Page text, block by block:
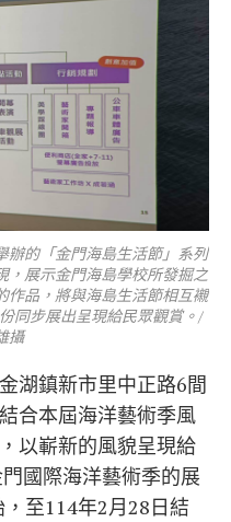
辦的「金門海島生活節」系列
，展示金門海島學校所發掘之
作品，將與海島生活節相互襯
同步展出呈現給民眾觀賞。/
攝
湖鎮新市里中正路6間
合本屆海洋藝術季風
以嶄新的風貌呈現給
國際海洋藝術季的展
至114年2月28日結